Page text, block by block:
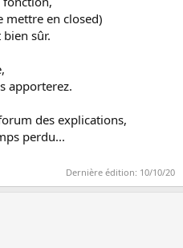
mettre en closed)
sûr.
apporterez.
des explications,
perdu...
Dernière édition: 10/10/20